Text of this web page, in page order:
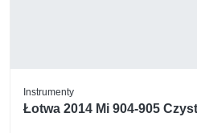
Instrumenty
Łotwa 2014 Mi 904-905